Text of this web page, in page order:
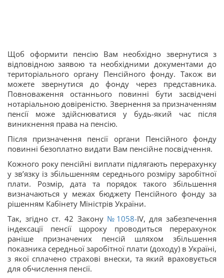
Щоб оформити пенсію Вам необхідно звернутися з
відповідною заявою та необхідними документами до
територіального органу Пенсійного фонду. Також ви
можете звернутися до фонду через представника.
Повноваження останнього повинні бути засвідчені
нотаріальною довіреністю. Звернення за призначенням
пенсії може здійснюватися у будь-який час після
виникнення права на пенсію.
Після призначення пенсії органи Пенсійного фонду
повинні безоплатно видати Вам пенсійне посвідчення.
Кожного року пенсійні виплати підлягають перерахунку
у зв’язку із збільшенням середнього розміру заробітної
плати. Розмір, дата та порядок такого збільшення
визначаються у межах бюджету Пенсійного фонду за
рішенням Кабінету Міністрів України.
Так, згідно ст. 42 Закону №1058-IV, для забезпечення
індексації пенсії щороку проводиться перерахунок
раніше призначених пенсій шляхом збільшення
показника середньої заробітної плати (доходу) в Україні,
з якої сплачено страхові внески, та який враховується
для обчислення пенсії.